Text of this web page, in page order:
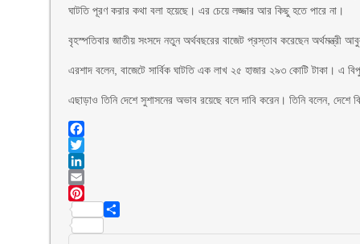
ঘাটতি পূরণ করার কথা বলা হয়েছে। এর চেয়ে লজ্জার আর কিছু হতে পারে না।
বৃহস্পতিবার জাতীয় সংসদে নতুন অর্থবছরের বাজেট প্রস্তাব করেছেন
এরশাদ বলেন, বাজেটে সার্বিক ঘাটতি এক লাখ ২৫ হাজার ২৯৩ কোটি টাকা। এ
এছাড়াও তিনি দেশে সুশাসনের অভাব রয়েছে বলে দাবি করেন। তিনি বলেন,
Facebook
Twitter
LinkedIn
Email
Pinterest